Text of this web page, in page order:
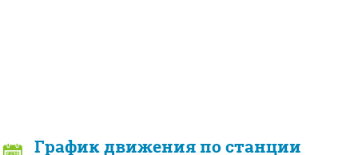
График движения по станции